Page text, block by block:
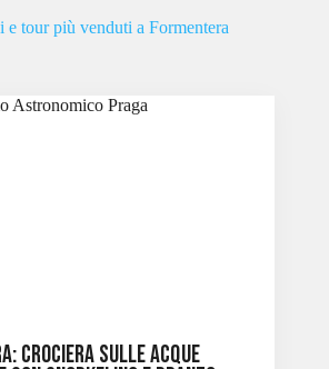
e tour più venduti a Formentera
Crociera sulle acque